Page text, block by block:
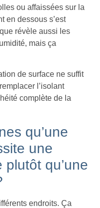
ou affaissées sur la
en dessous s’est
révèle aussi les
mais ça
de surface ne suffit
l’isolant
complète de la
qu’une
une
qu’une
endroits. Ça